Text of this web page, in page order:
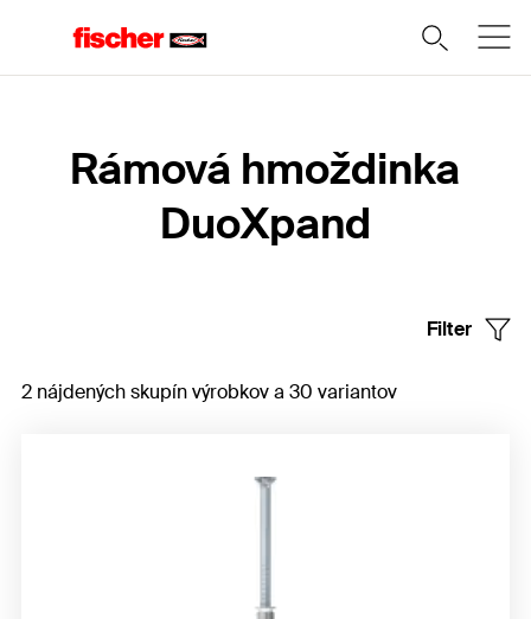
Rámová hmoždinka
DuoXpand
Filter
2 nájdených skupín výrobkov a 30 variantov